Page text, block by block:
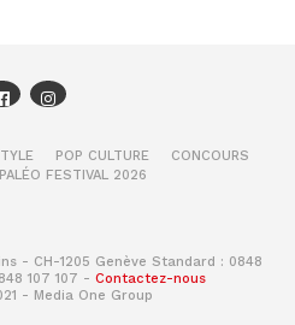
POP CULTURE
CONCOURS
PALÉO FESTIVAL 2026
- CH-1205 Genève Standard : 0848
107 107 - Contactez-nous
- Media One Group